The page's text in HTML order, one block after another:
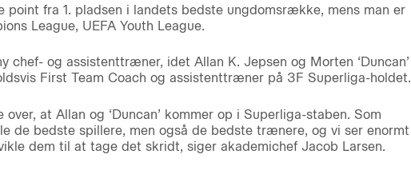
point fra 1. pladsen i landets bedste ungdomsrække, mens man er
League, UEFA Youth League.
og assistenttræner, idet Allan K. Jepsen og Morten ‘Duncan’
First Team Coach og assistenttræner på 3F Superliga-holdet.
at Allan og ‘Duncan’ kommer op i Superliga-staben. Som
de bedste spillere, men også de bedste trænere, og vi ser enormt
dem til at tage det skridt, siger akademichef Jacob Larsen.